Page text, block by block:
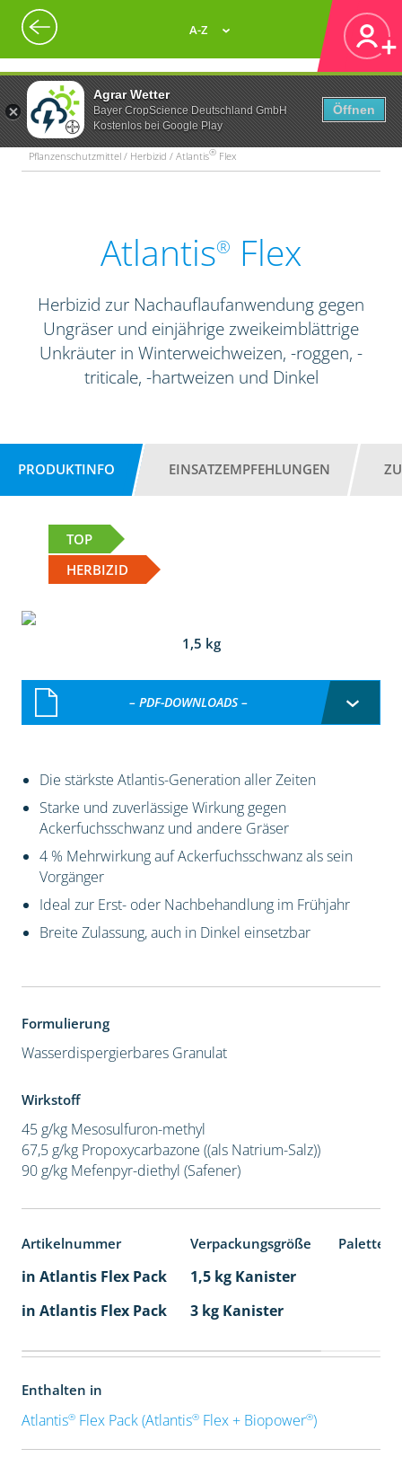
Agrar Wetter
Bayer CropScience Deutschland GmbH
Kostenlos bei Google Play
Öffnen
A-Z
Pflanzenschutzmittel / Herbizid / Atlantis® Flex
Atlantis® Flex
Herbizid zur Nachauflaufanwendung gegen
Ungräser und einjährige zweikeimblättrige
Unkräuter in Winterweichweizen, -roggen, -
triticale, -hartweizen und Dinkel
PRODUKTINFO EINSATZEMPFEHLUNGEN
TOP
HERBIZID
1,5 kg
– PDF-DOWNLOADS –
Die stärkste Atlantis-Generation aller Zeiten
Starke und zuverlässige Wirkung gegen
Ackerfuchsschwanz und andere Gräser
4 % Mehrwirkung auf Ackerfuchsschwanz als sein
Vorgänger
Ideal zur Erst- oder Nachbehandlung im Frühjahr
Breite Zulassung, auch in Dinkel einsetzbar
Formulierung
Wasserdispergierbares Granulat
Wirkstoff
45 g/kg Mesosulfuron-methyl
67,5 g/kg Propoxycarbazone ((als Natrium-Salz))
90 g/kg Mefenpyr-diethyl (Safener)
Artikelnummer Verpackungsgröße
in Atlantis Flex Pack
1,5 kg Kanister
in Atlantis Flex Pack
3 kg Kanister
Enthalten in
Atlantis®Flex Pack (Atlantis®Flex + Biopower®)